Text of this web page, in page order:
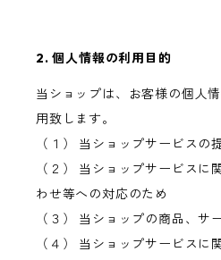
2. 個人情報の利用目的
当ショップは、お客様の個人
用致します。
（１） 当ショップサービスの
（２） 当ショップサービスに
わせ等への対応のため
（３） 当ショップの商品、サ
（４） 当ショップサービスに